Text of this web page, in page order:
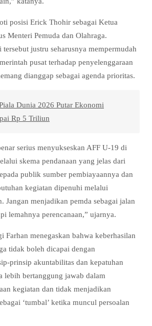
posisi Erick Thohir sebagai Ketua
Menteri Pemuda dan Olahraga.
justru seharusnya mempermudah
pusat terhadap penyelenggaraan
dianggap sebagai agenda prioritas.
Dunia 2026 Putar Ekonomi
Rp 5 Triliun
serius menyukseskan AFF U-19 di
skema pendanaan yang jelas dari
publik sumber pembiayaannya dan
kegiatan dipenuhi melalui
Jangan menjadikan pemda sebagai jalan
lemahnya perencanaan,” ujarnya.
Farhan menegaskan bahwa keberhasilan
tidak boleh dicapai dengan
prinsip akuntabilitas dan kepatuhan
lebih bertanggung jawab dalam
kegiatan dan tidak menjadikan
‘tumbal’ ketika muncul persoalan